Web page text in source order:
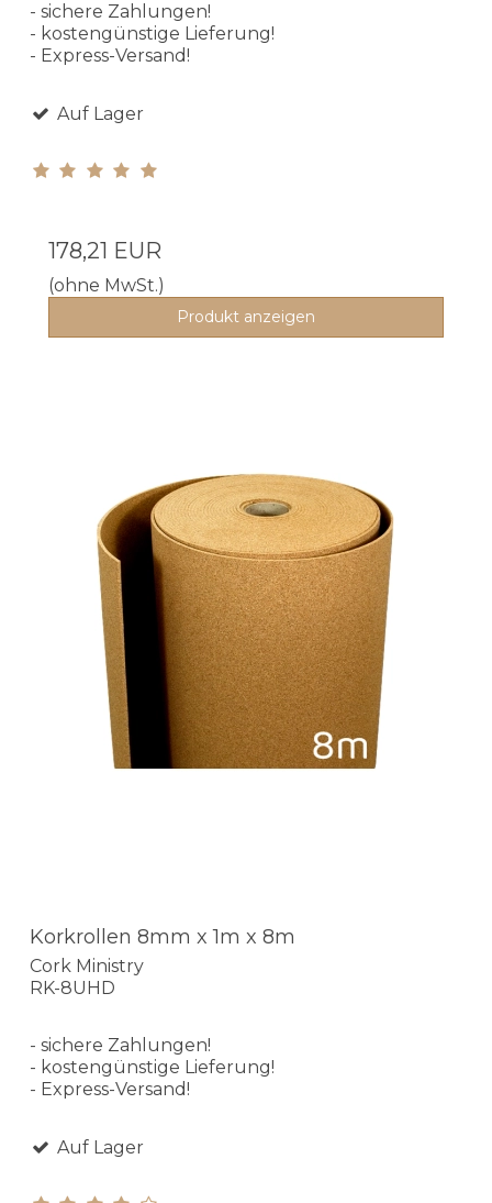
- sichere Zahlungen!
- kostengünstige Lieferung!
- Express-Versand!
Auf Lager
178,21 EUR
(ohne MwSt.)
Produkt anzeigen
Korkrollen 8mm x 1m x 8m
Cork Ministry
RK-8UHD
- sichere Zahlungen!
- kostengünstige Lieferung!
- Express-Versand!
Auf Lager